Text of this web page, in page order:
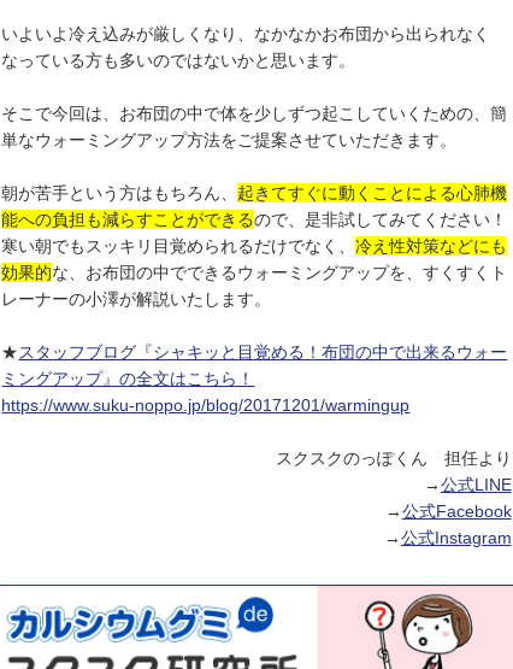
いよいよ冷え込みが厳しくなり、なかなかお布団から出られなく
なっている方も多いのではないかと思います。
そこで今回は、お布団の中で体を少しずつ起こしていくための、簡
単なウォーミングアップ方法をご提案させていただきます。
朝が苦手という方はもちろん、 起きてすぐに動くことによる心肺機
能への負担も減らすことができるので、是非試してみてください！
寒い朝でもスッキリ目覚められるだけでなく、冷え性対策などにも
効果的な、お布団の中でできるウォーミングアップを、すくすくト
レーナーの小澤が解説いたします。
★スタッフブログ『シャキッと目覚める！布団の中で出来るウォー
ミングアップ』の全文はこちら！
https://www.suku-noppo.jp/blog/20171201/warmingup
スクスクのっぽくん 担任より
→公式LINE
→公式Facebook
→公式Instagram